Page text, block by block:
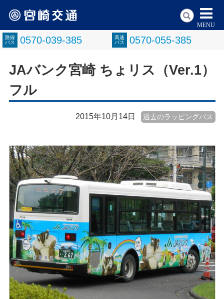
路線
バス
0570-039-385
高速
バス
0570-055-385
MENU
JAバンク宮崎 ちょリス（Ver.1）
フル
2015年10月14日 過去のラッピングバス